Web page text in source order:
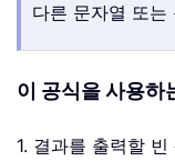
다른 문자열 또는
이 공식을 사용하
1. 결과를 출력할 빈